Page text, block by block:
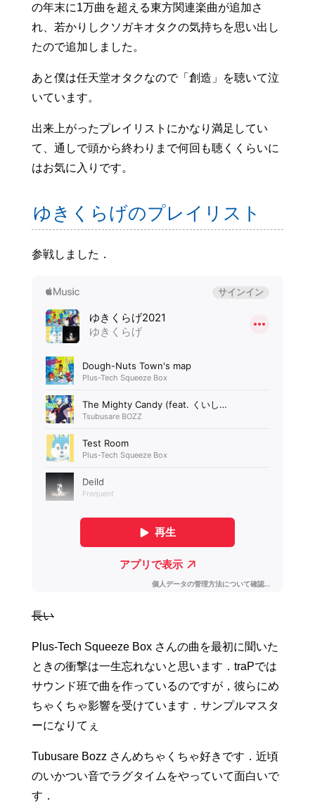
の年末に1万曲を超える東方関連楽曲が追加さ
れ、若かりしクソガキオタクの気持ちを思い出し
たので追加しました。
あと僕は任天堂オタクなので「創造」を聴いて泣
いています。
出来上がったプレイリストにかなり満足してい
て、通しで頭から終わりまで何回も聴くくらいに
はお気に入りです。
ゆきくらげのプレイリスト
参戦しました．
長い
Plus-Tech Squeeze Box さんの曲を最初に聞いた
ときの衝撃は一生忘れないと思います．traPでは
サウンド班で曲を作っているのですが，彼らにめ
ちゃくちゃ影響を受けています．サンプルマスタ
ーになりてぇ
Tubusare Bozz さんめちゃくちゃ好きです．近頃
のいかつい音でラグタイムをやっていて面白いで
す．